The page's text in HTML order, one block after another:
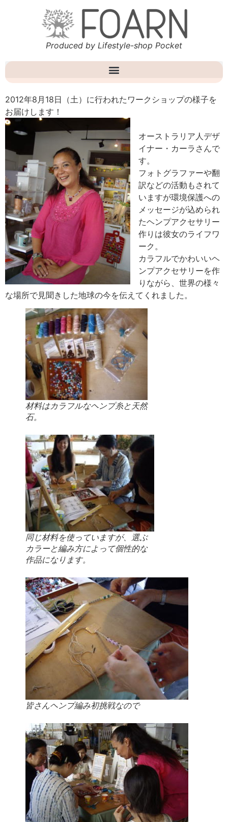
Produced by Lifestyle-shop Pocket
2012年8月18日（土）に行われたワークショップの様子を
お届けします！
オーストラリア人デザ
イナー・カーラさんで
す。
フォトグラファーや翻
訳などの活動もされて
いますが環境保護への
メッセージが込められ
たヘンプアクセサリー
作りは彼女のライフワ
ーク。
カラフルでかわいいヘ
ンプアクセサリーを作
りながら、世界の様々
な場所で見聞きした地球の今を伝えてくれました。
材料はカラフルなヘンプ糸と天然
石。
同じ材料を使っていますが、選ぶ
カラーと編み方によって個性的な
作品になります。
皆さんヘンプ編み初挑戦なので